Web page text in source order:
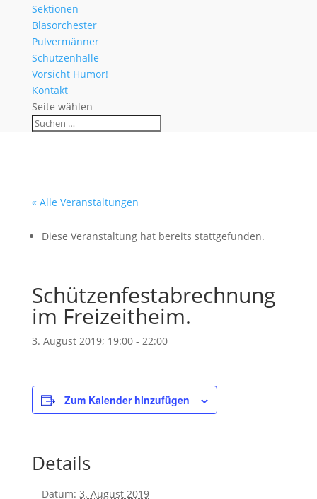
Sektionen
Blasorchester
Pulvermänner
Schützenhalle
Vorsicht Humor!
Kontakt
Seite wählen
« Alle Veranstaltungen
Diese Veranstaltung hat bereits stattgefunden.
Schützenfestabrechnung
im Freizeitheim.
3. August 2019; 19:00- 22:00
Zum Kalender hinzufügen
Details
Datum: 3. August 2019